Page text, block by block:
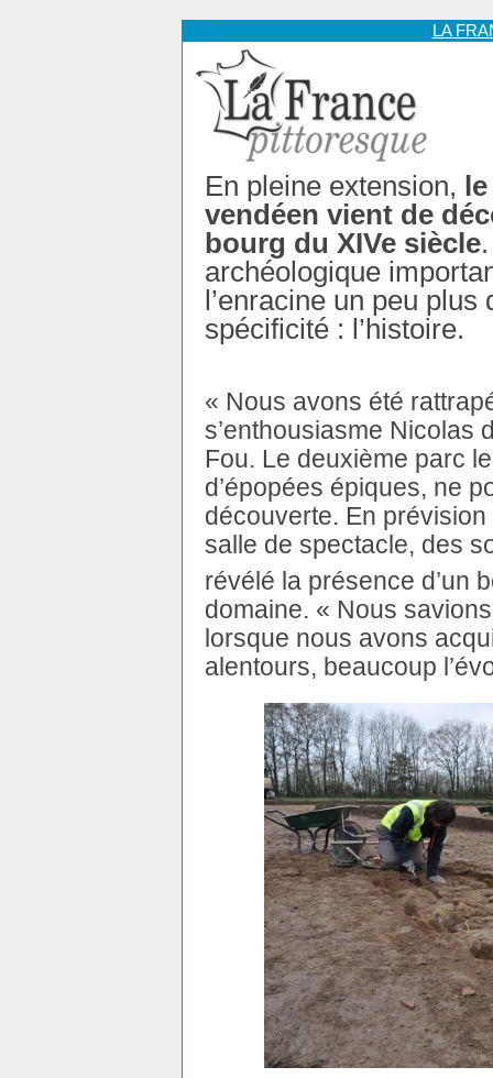
LA
En pleine extension,
vendéen vient de
bourg du XIVe siècle
archéologique
l’enracine un peu
spécificité : l’histoire.
« Nous avons été
s’enthousiasme Nicolas
Fou. Le deuxième parc
d’épopées épiques, ne
découverte. En
salle de spectacle, des
révélé la présence d’un
domaine. « Nous
lorsque nous avons
alentours, beaucoup